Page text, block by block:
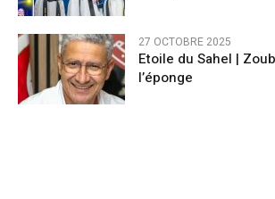
27 OCTOBRE 2025
Etoile du Sahel |
l’éponge